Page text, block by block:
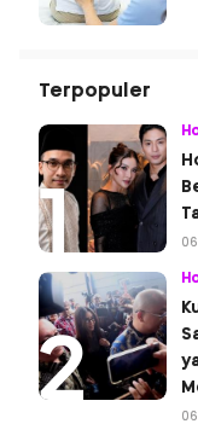
Terpopuler